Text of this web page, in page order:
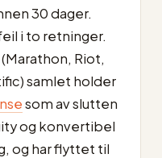
30 dager.
i to retninger.
Riot,
samlet holder
som av slutten
og konvertibel
og har flyttet til